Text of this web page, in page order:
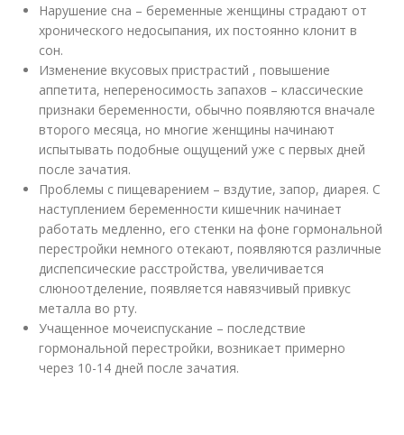
Нарушение сна – беременные женщины страдают от
хронического недосыпания, их постоянно клонит в
сон.
Изменение вкусовых пристрастий , повышение
аппетита, непереносимость запахов – классические
признаки беременности, обычно появляются вначале
второго месяца, но многие женщины начинают
испытывать подобные ощущений уже с первых дней
после зачатия.
Проблемы с пищеварением – вздутие, запор, диарея. С
наступлением беременности кишечник начинает
работать медленно, его стенки на фоне гормональной
перестройки немного отекают, появляются различные
диспепсические расстройства, увеличивается
слюноотделение, появляется навязчивый привкус
металла во рту.
Учащенное мочеиспускание – последствие
гормональной перестройки, возникает примерно
через 10-14 дней после зачатия.